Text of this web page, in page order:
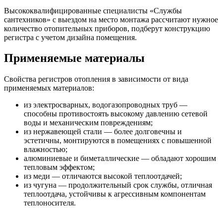
Высококвалифицированные специалисты «Службы
сантехников» с выездом на место монтажа рассчитают нужное
количество отопительных приборов, подберут конструкцию
регистра с учетом дизайна помещения.
Применяемые материалы
Свойства регистров отопления в зависимости от вида
применяемых материалов:
из электросварных, водогазопроводных труб —
способны противостоять высокому давлению сетевой
воды и механическим повреждениям;
из нержавеющей стали — более долговечны и
эстетичны, монтируются в помещениях с повышенной
влажностью;
алюминиевые и биметаллические — обладают хорошим
тепловым эффектом;
из меди — отличаются высокой теплоотдачей;
из чугуна — продолжительный срок службы, отличная
теплоотдача, устойчивы к агрессивным компонентам
теплоносителя.